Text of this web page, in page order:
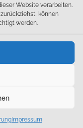
Website verarbeiten.
können
werden.
Impressum
zurück in die Landesliga!
von